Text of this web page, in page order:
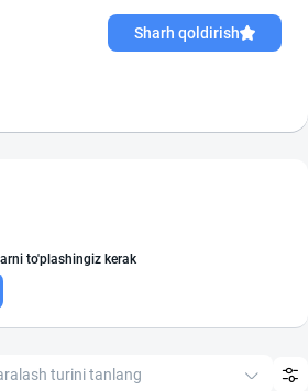
Sharh qoldirish
to'plashingiz kerak
turini tanlang